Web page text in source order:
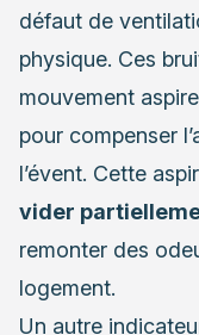
défaut de
physique. Ces
mouvement
pour compenser
l’évent. Cette
vider
remonter des
logement.
Un autre